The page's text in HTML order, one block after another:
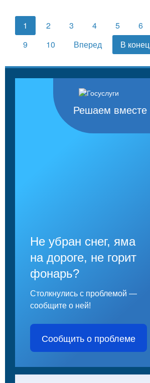
1 2 3 4 5 6
9
10 Вперед В конец
Решаем вместе
Не убран снег, яма
на дороге, не горит
фонарь?
Столкнулись с проблемой —
сообщите о ней!
Сообщить о проблеме